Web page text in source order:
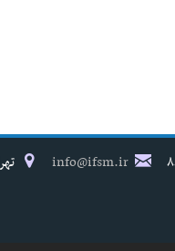
info@ifsm.ir